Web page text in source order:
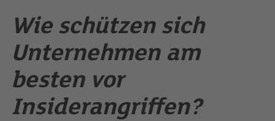
Wie schützen sich
Unternehmen am
besten vor
Insiderangriffen?